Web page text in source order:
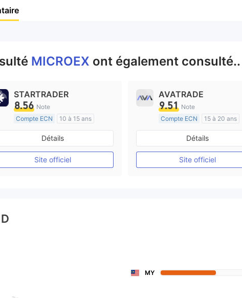
MICROEX ont également consulté..
STARTRADER
8.56 Note
Compte ECN
10 à 15 ans
Réglementation de Australie
Market Making (MM)
Etiquette principale MT4
Détails
Site officiel
AVATRADE
9.51 Note
Compte ECN
15 à 20 ans
Réglementation de Australie
Market Making (MM)
Etiquette principale MT4
Détails
Site officiel
D
MY